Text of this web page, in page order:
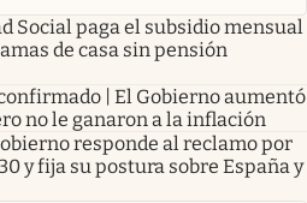
Social paga el subsidio mensual
de casa sin pensión
| El Gobierno aumentó
no le ganaron a la inflación
responde al reclamo por
y fija su postura sobre España y